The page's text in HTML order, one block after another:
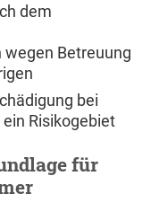
dem
Betreuung
bei
Risikogebiet
für